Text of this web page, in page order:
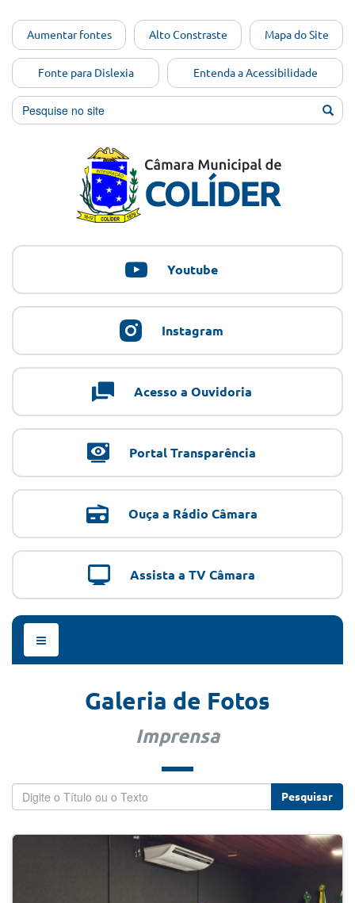
conteúdo
[Alt+1]
Ir para
o menu
[Alt+2]
[Alt+4]
Aumentar fontes Alto Constraste Mapa do Site
Fonte para Dislexia Entenda a Acessibilidade
Youtube
Instagram
Acesso a Ouvidoria
Portal Transparência
Ouça a Rádio Câmara
Assista a TV Câmara
Menu
de
Galeria de Fotos
Imprensa
Pesquisar